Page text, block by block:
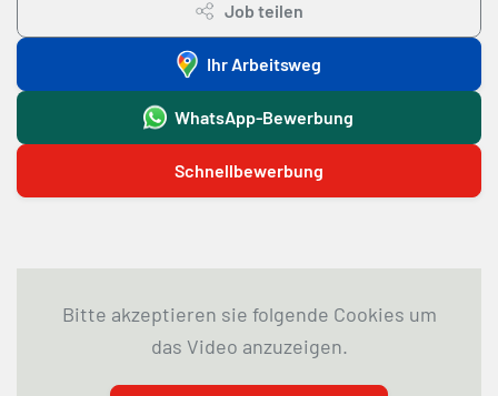
Job teilen
Ihr Arbeitsweg
WhatsApp-Bewerbung
Schnellbewerbung
Bitte akzeptieren sie folgende Cookies um
das Video anzuzeigen.